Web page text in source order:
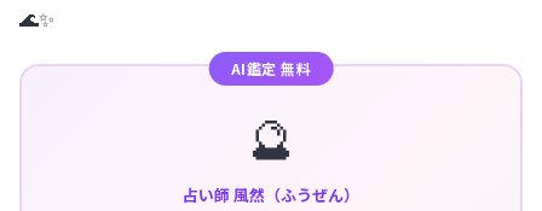
🌊✨
AI鑑定 無料
🔮
占い師 風然（ふうぜん）